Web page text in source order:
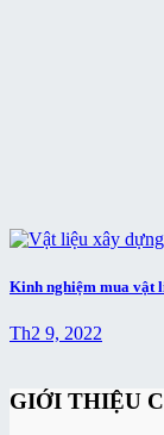
Kinh nghiệm mua vật
Th2 9, 2022
GIỚI THIỆU